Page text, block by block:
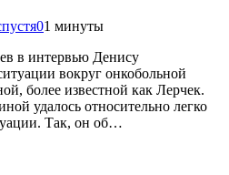
01 минуты
в интервью Денису
вокруг онкобольной
более известной как Лерчек.
удалось относительно легко
Так, он об…